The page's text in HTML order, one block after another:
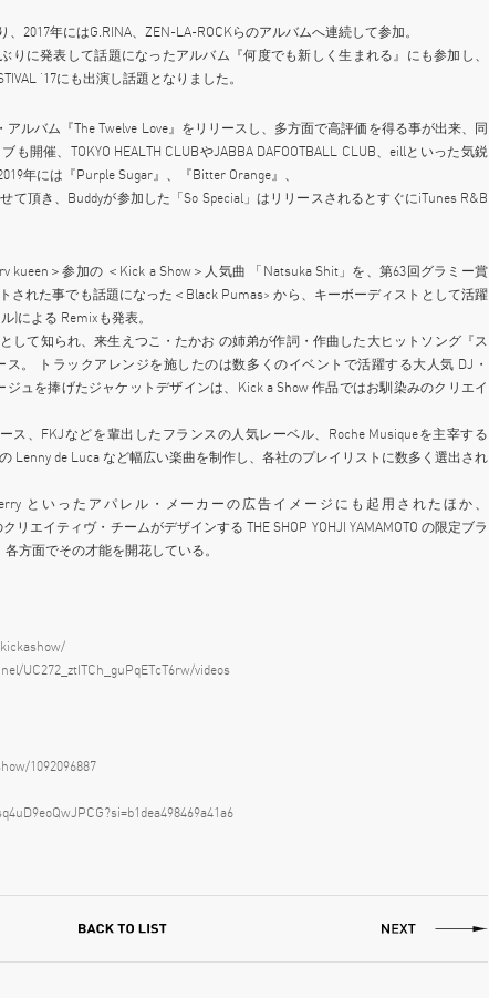
2017年にはG.RINA、ZEN-LA-ROCKらのアルバムへ連続して参加。
りに発表して話題になったアルバム『何度でも新しく生まれる』にも参加し、
‘17にも出演し話題となりました。
ルバム『The Twelve Love』をリリースし、多方面で高評価を得る事が出来、同
も開催、TOKYO HEALTH CLUBやJABBA DAFOOTBALL CLUB、eillといった気鋭
年には『Purple Sugar』、『Bitter Orange』、
て頂き、Buddyが参加した「So Special」はリリースされるとすぐにiTunes R&B
kueen＞参加の ＜Kick a Show＞人気曲 「Natsuka Shit」を、第63回グラミー賞
された事でも話題になった＜Black Pumas> から、キーボーディストとして活躍
)による Remixも発表。
して知られ、来生えつこ・たかお の姉弟が作詞・作曲した大ヒットソング『ス
。 トラックアレンジを施したのは数多くのイベントで活躍する大人気 DJ・
ジュを捧げたジャケットデザインは、Kick a Show 作品ではお馴染みのクリエイ
ス、FKJなどを輩出したフランスの人気レーベル、Roche Musiqueを主宰する
Lenny de Luca など幅広い楽曲を制作し、各社のプレイリストに数多く選出され
といったアパレル・メーカーの広告イメージにも起用されたほか、
リエイティヴ・チームがデザインする THE SHOP YOHJI YAMAMOTO の限定ブラ
方面でその才能を開花している。
UC272_ztITCh_guPqETcT6rw/videos
1092096887